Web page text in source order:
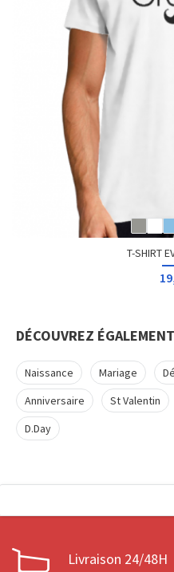
T-SHIRT
DÉCOUVREZ ÉGALEMENT
Naissance Mariage
Anniversaire
St Valentin
D.Day
Livraison 24/48H